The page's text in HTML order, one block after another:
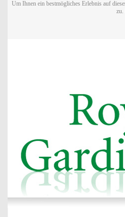
Um Ihnen ein bestmögliches Erlebnis auf
zu.